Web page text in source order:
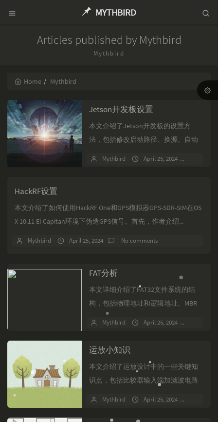
MYTHBIRD
Articles published by Mythbird
Mythbird
Home Mythbird
Jetson开发板设置
本文介绍了Jetson开发板的设置方
法，包括修改启动路径、换源、自动
Mythbird April 25, 2024
HackRF设置
本文介绍了如何使用HackRF One和GPS模拟器GPS-SDR-SIM在OS
X 10.11 EI Capitan环境下伪造GPS信号。首先，作者介绍...
Mythbird April 25, 2024 No comments
FAT分析
本文详细介绍了FAT32文件系统的结
构，包括物理地址和逻辑地址、MBR
和DBR、扇区和簇等基本概念，以及
MBR、DBR...
Mythbird April 25, 2024
运放小知识
本文介绍了运放设计中的一些关键知
识点，包括比较器输入端加滤波电路
Mythbird April 25, 2024